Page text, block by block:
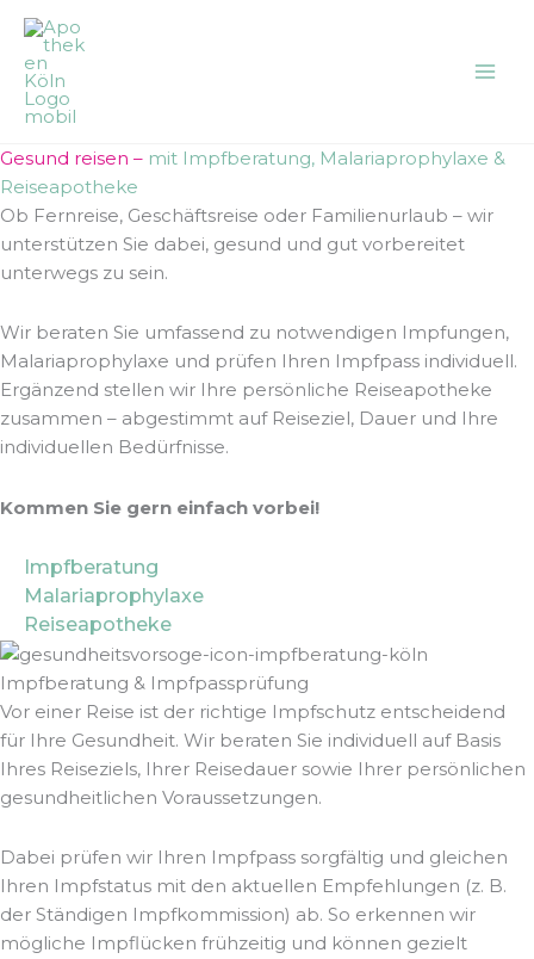
Zum
Inhalt
springen
Gesund reisen – mit Impfberatung, Malariaprophylaxe &
Reiseapotheke
Ob Fernreise, Geschäftsreise oder Familienurlaub – wir
unterstützen Sie dabei, gesund und gut vorbereitet
unterwegs zu sein.
Wir beraten Sie umfassend zu notwendigen Impfungen,
Malariaprophylaxe und prüfen Ihren Impfpass individuell.
Ergänzend stellen wir Ihre persönliche Reiseapotheke
zusammen – abgestimmt auf Reiseziel, Dauer und Ihre
individuellen Bedürfnisse.
Kommen Sie gern einfach vorbei!
Impfberatung
Malariaprophylaxe
Reiseapotheke
Impfberatung & Impfpassprüfung
Vor einer Reise ist der richtige Impfschutz entscheidend
für Ihre Gesundheit. Wir beraten Sie individuell auf Basis
Ihres Reiseziels, Ihrer Reisedauer sowie Ihrer persönlichen
gesundheitlichen Voraussetzungen.
Dabei prüfen wir Ihren Impfpass sorgfältig und gleichen
Ihren Impfstatus mit den aktuellen Empfehlungen (z. B.
der Ständigen Impfkommission) ab. So erkennen wir
mögliche Impflücken frühzeitig und können gezielt